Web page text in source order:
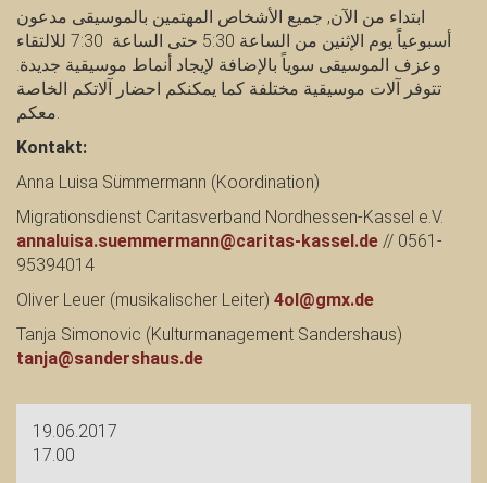
ابتداء من الآن, جميع الأشخاص المهتمين بالموسيقى مدعون
أسبوعياً يوم الإثنين من الساعة 5:30 حتى الساعة 7:30 للالتقاء
وعزف الموسيقى سوياً بالإضافة لإيجاد أنماط موسيقية جديدة.
تتوفر آلات موسيقية مختلفة كما يمكنكم احضار آلاتكم الخاصة
معكم.
Kontakt:
Anna Luisa Sümmermann (Koordination)
Migrationsdienst Caritasverband Nordhessen-Kassel e.V.
annaluisa.suemmermann@caritas-kassel.de // 0561-
95394014
Oliver Leuer (musikalischer Leiter) 4ol@gmx.de
Tanja Simonovic (Kulturmanagement Sandershaus)
tanja@sandershaus.de
19.06.2017
17.00